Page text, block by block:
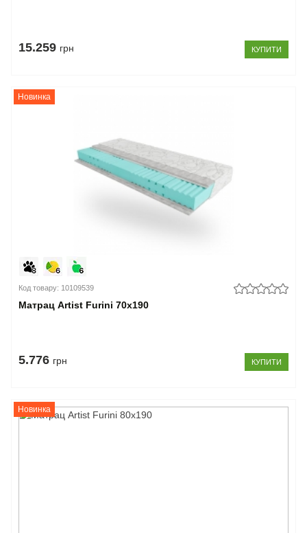
15.259 грн КУПИТИ
Новинка
Код товару: 10109539
Матрац Artist Furini 70x190
5.776 грн КУПИТИ
Новинка